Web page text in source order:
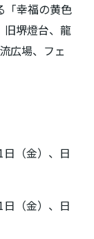
「幸福の黄色
旧堺燈台、龍
広場、フェ
（金）、日
（金）、日